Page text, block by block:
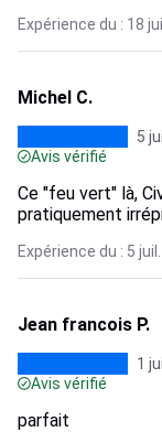
Expérience du : 18
Michel C.
5
Avis vérifié
Ce "feu vert" là,
pratiquement
Expérience du : 5
Jean francois P.
1
Avis vérifié
parfait